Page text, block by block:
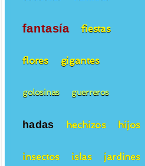
fantasía fiestas
flores gigantes
golosinas guerreros
hadas hechizos hijos
insectos islas jardines